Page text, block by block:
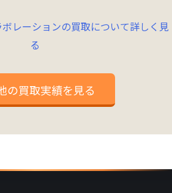
ボレーションの買取について詳しく見
る
の買取実績を見る